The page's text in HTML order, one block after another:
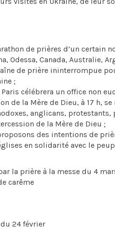
de prières d’un certain
Odessa, Canada, Australie,
de prière ininterrompue
;
célébrera un office non
de la Mère de Dieu, à 17 h,
anglicans, protestants,
de la Mère de Dieu ;
des intentions de
en solidarité avec le
la prière à la messe du 4
carême
24 février